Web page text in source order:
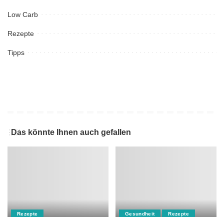
Low Carb
Rezepte
Tipps
Das könnte Ihnen auch gefallen
Rezepte Gesundheit Rezepte